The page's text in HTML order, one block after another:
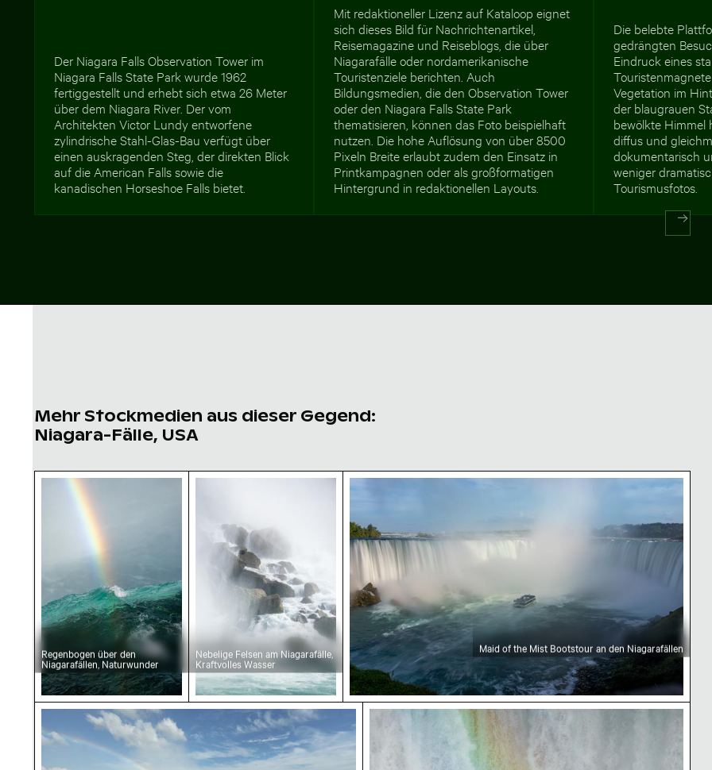
Der Niagara Falls Observation Tower im
Niagara Falls State Park wurde 1962
fertiggestellt und erhebt sich etwa 26 Meter
über dem Niagara River. Der vom
Architekten Victor Lundy entworfene
zylindrische Stahl-Glas-Bau verfügt über
einen auskragenden Steg, der direkten Blick
auf die American Falls sowie die
kanadischen Horseshoe Falls bietet.
Mit redaktioneller Lizenz auf Kataloop eignet
sich dieses Bild für Nachrichtenartikel,
Reisemagazine und Reiseblogs, die über
Niagarafälle oder nordamerikanische
Touristenziele berichten. Auch
Bildungsmedien, die den Observation Tower
oder den Niagara Falls State Park
thematisieren, können das Foto beispielhaft
nutzen. Die hohe Auflösung von über 8500
Pixeln Breite erlaubt zudem den Einsatz in
Printkampagnen oder als großformatigen
Hintergrund in redaktionellen Layouts.
Die belebte
gedrängten
Eindruck eines
Vegetation im
der blaugrauen
bewölkte
diffus und
dokumentarisch
weniger
Tourismusfotos.
Mehr Stockmedien aus dieser Gegend:
Niagara-Fälle, USA
Regenbogen über den Niagarafällen, Naturwunder
Regenbogen über den
Niagarafällen, Naturwunder
Nebelige Felsen am Niagarafälle, Kraftvolles Wasser
Nebelige Felsen am Niagarafälle,
Kraftvolles Wasser
Maid of the Mist Bootstour an den Niagarafällen
Maid of the Mist Bootstour an den Niagarafällen
Majestätische Niagarafälle mit Regenbogen, NaturwunderRegenbogen an den Niagarafällen,